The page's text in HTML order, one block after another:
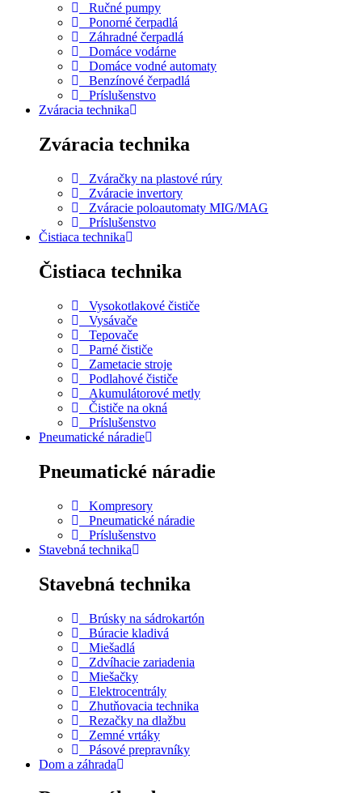
Ručné pumpy
Ponorné čerpadlá
Záhradné čerpadlá
Domáce vodárne
Domáce vodné automaty
Benzínové čerpadlá
Príslušenstvo
Zváracia technika
Zváracia technika
Zváračky na plastové rúry
Zváracie invertory
Zváracie poloautomaty MIG/MAG
Príslušenstvo
Čistiaca technika
Čistiaca technika
Vysokotlakové čističe
Vysávače
Tepovače
Parné čističe
Zametacie stroje
Podlahové čističe
Akumulátorové metly
Čističe na okná
Príslušenstvo
Pneumatické náradie
Pneumatické náradie
Kompresory
Pneumatické náradie
Príslušenstvo
Stavebná technika
Stavebná technika
Brúsky na sádrokartón
Búracie kladivá
Miešadlá
Zdvíhacie zariadenia
Miešačky
Elektrocentrály
Zhutňovacia technika
Rezačky na dlažbu
Zemné vrtáky
Pásové prepravníky
Dom a záhrada